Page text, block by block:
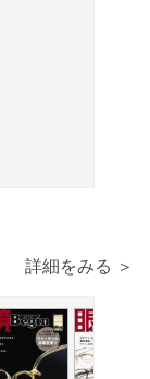
詳細をみる ＞